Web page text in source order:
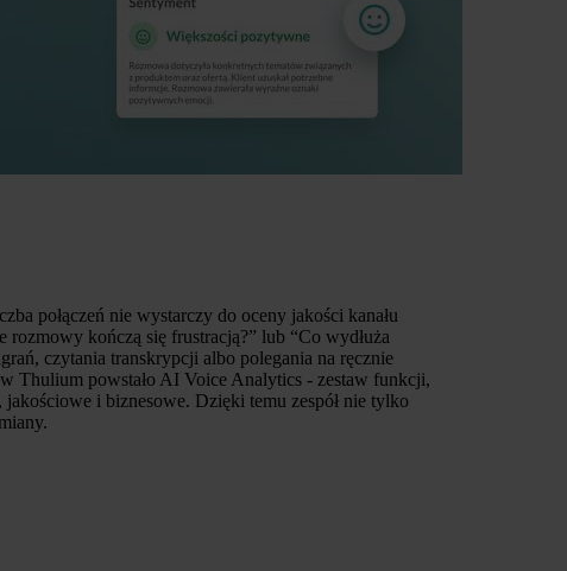
połączeń nie wystarczy do oceny jakości kanału
kończą się frustracją?” lub “Co wydłuża
czytania transkrypcji albo polegania na ręcznie
Thulium powstało AI Voice Analytics - zestaw funkcji,
i biznesowe. Dzięki temu zespół nie tylko